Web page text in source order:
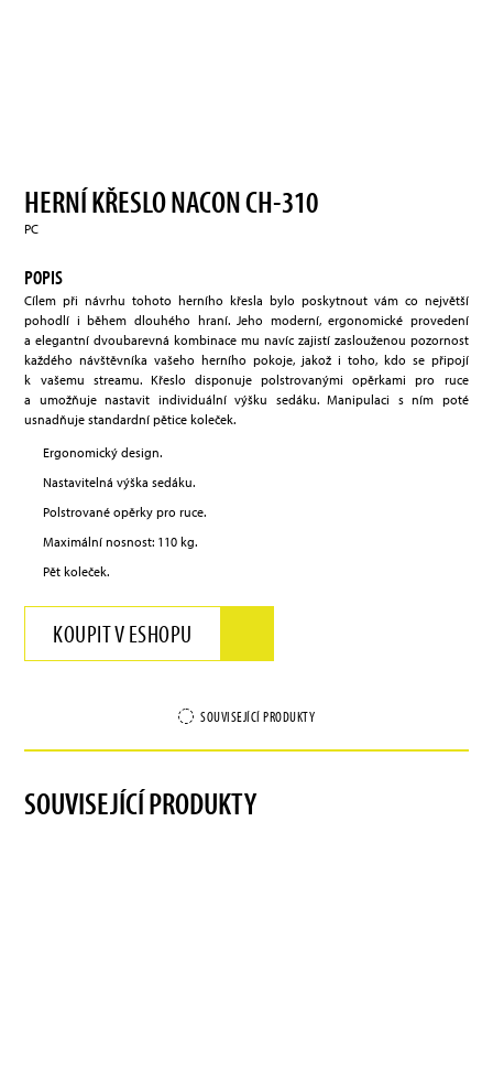
HERNÍ KŘESLO NACON CH-310
PC
POPIS
Cílem při návrhu tohoto herního křesla bylo poskytnout vám co největší
pohodlí i během dlouhého hraní. Jeho moderní, ergonomické provedení
a elegantní dvoubarevná kombinace mu navíc zajistí zaslouženou pozornost
každého návštěvníka vašeho herního pokoje, jakož i toho, kdo se připojí
k vašemu streamu. Křeslo disponuje polstrovanými opěrkami pro ruce
a umožňuje nastavit individuální výšku sedáku. Manipulaci s ním poté
usnadňuje standardní pětice koleček.
Ergonomický design.
Nastavitelná výška sedáku.
Polstrované opěrky pro ruce.
Maximální nosnost: 110 kg.
Pět koleček.
KOUPIT V ESHOPU
SOUVISEJÍCÍ PRODUKTY
SOUVISEJÍCÍ PRODUKTY